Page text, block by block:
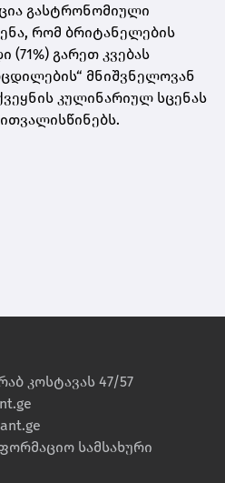
გასტრონომიული
რომ ბრიტანელების
(71%) გარეთ კვებას
მნიშვნელოვან
კულინარიულ სცენას
კოსტავას 47/57
სამსახური